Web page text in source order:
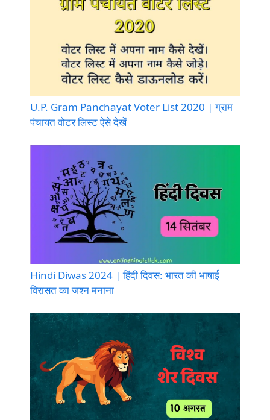
U.P. Gram Panchayat Voter List 2020 | ग्राम
पंचायत वोटर लिस्ट ऐसे देखें
Hindi Diwas 2024 | हिंदी दिवस: भारत की भाषाई
विरासत का जश्न मनाना